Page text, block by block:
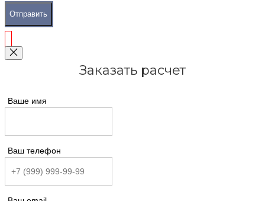
Отправить
Заказать расчет
Ваше имя
Ваш телефон